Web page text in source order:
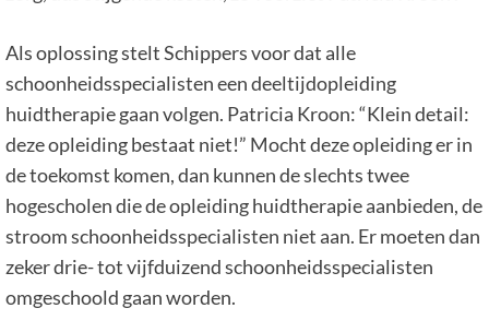
Als oplossing stelt Schippers voor dat alle
schoonheidsspecialisten een deeltijdopleiding
huidtherapie gaan volgen. Patricia Kroon: “Klein detail:
deze opleiding bestaat niet!” Mocht deze opleiding er in
de toekomst komen, dan kunnen de slechts twee
hogescholen die de opleiding huidtherapie aanbieden, de
stroom schoonheidsspecialisten niet aan. Er moeten dan
zeker drie- tot vijfduizend schoonheidsspecialisten
omgeschoold gaan worden.